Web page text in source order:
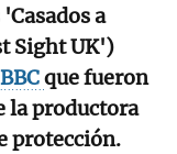
a
Sight UK')
BBCque fueron
la productora
protección.